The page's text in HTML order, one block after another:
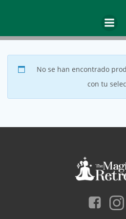
Categoría:
No se han encontrado
con tu